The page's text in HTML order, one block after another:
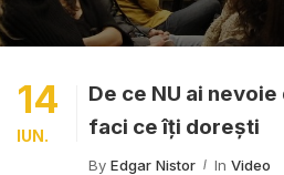
14
IUN.
De ce NU ai
faci ce îți dorești
By Edgar Nistor In Video